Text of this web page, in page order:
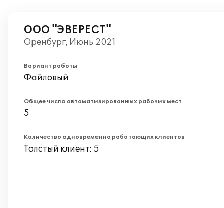
ООО "ЭВЕРЕСТ"
Оренбург, Июнь 2021
Вариант работы
Файловый
Общее число автоматизированных рабочих мест
5
Количество одновременно работающих клиентов
Толстый клиент: 5